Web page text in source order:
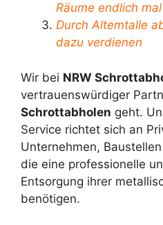
Räume endlich
Durch Altemtalle
dazu verdienen
Wir bei NRW
vertrauenswürdiger
Schrottabholen geht.
Service richtet sich an
Unternehmen,
die eine professionelle
Entsorgung ihrer
benötigen.